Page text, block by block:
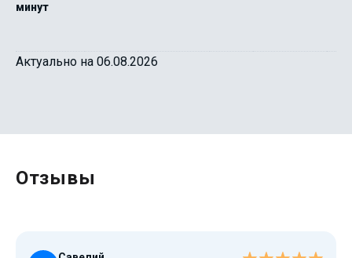
минут
Актуально на 06.08.2026
Отзывы